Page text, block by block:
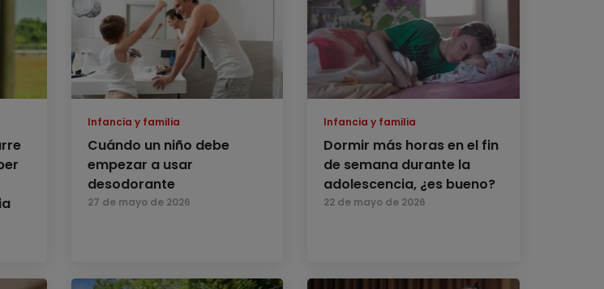
Infancia y familia
Cuándo un niño debe
empezar a usar
desodorante
27 de mayo de 2026
Infancia y familia
Dormir más horas en el fin
de semana durante la
adolescencia, ¿es bueno?
22 de mayo de 2026